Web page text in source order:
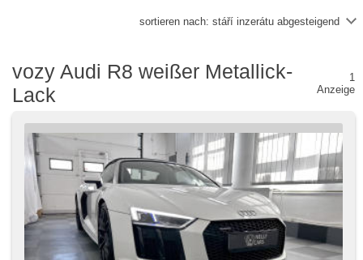
sortieren nach: stáří inzerátu abgesteigend
vozy Audi R8 weißer Metallick-
Lack
1
Anzeige